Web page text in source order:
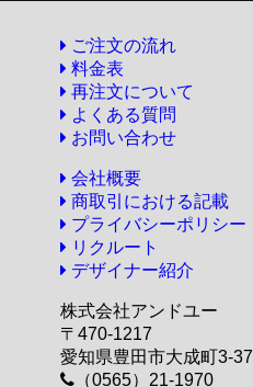
ご注文の流れ
料金表
再注文について
よくある質問
お問い合わせ
会社概要
商取引における記載
プライバシーポリシー
リクルート
デザイナー紹介
株式会社アンドユー
〒470-1217
愛知県豊田市大成町3-37
（0565）21-1970